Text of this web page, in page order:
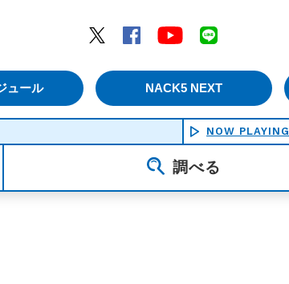
Twitter
Facebook YouTube
ュール NACK5 NEXT
NOW PLAYING
調べる